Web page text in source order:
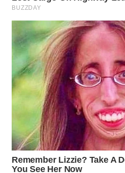
SEMARANG
WN
SOLO
WN
BOROBUDUR
WN
MADURA
WN